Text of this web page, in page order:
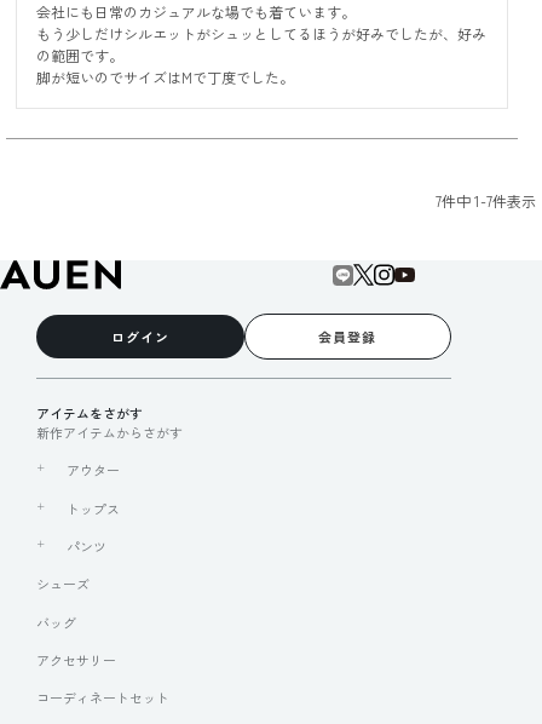
会社にも日常のカジュアルな場でも着ています。
もう少しだけシルエットがシュッとしてるほうが好みでしたが、好み
の範囲です。
脚が短いのでサイズはMで丁度でした。
7件中1-7件表示
ログイン 会員登録
アイテムをさがす
新作アイテムからさがす
アウター
トップス
パンツ
シューズ
バッグ
アクセサリー
コーディネートセット